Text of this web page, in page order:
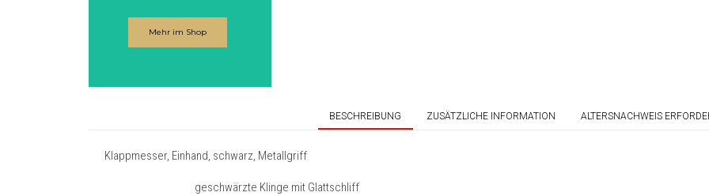
Mehr im Shop
BESCHREIBUNG ZUSÄTZLICHE INFORMATION ALTERSNACHWEIS
Klappmesser, Einhand, schwarz, Metallgriff
geschwärzte Klinge mit Glattschliff